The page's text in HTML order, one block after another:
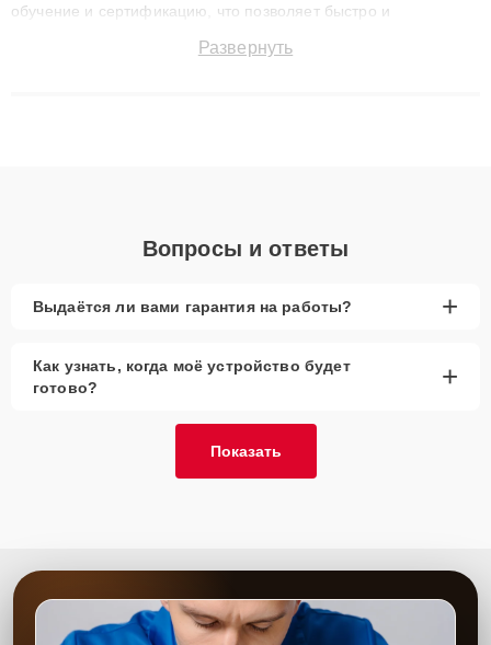
обучение и сертификацию, что позволяет быстро и
сохранением гарантии до 3 лет. Наши мастера решают
Развернуть
Вопросы и ответы
Выдаётся ли вами гарантия на работы? +
Как узнать, когда моё устройство будет
готово?
+
Показать